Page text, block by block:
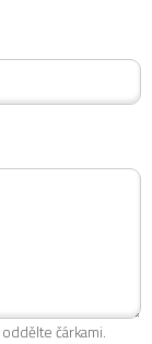
čárkami.